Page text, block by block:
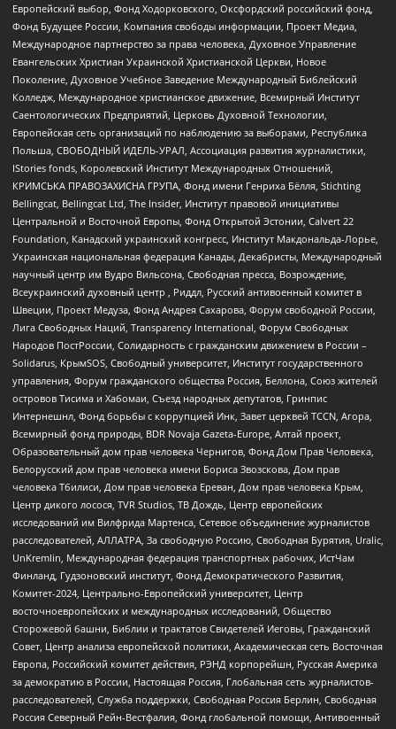
Европейский выбор, Фонд Ходорковского, Оксфордский российский фонд,
Фонд Будущее России, Компания свободы информации, Проект Медиа,
Международное партнерство за права человека, Духовное Управление
Евангельских Христиан Украинской Христианской Церкви, Новое
Поколение, Духовное Учебное Заведение Международный Библейский
Колледж, Международное христианское движение, Всемирный Институт
Саентологических Предприятий, Церковь Духовной Технологии,
Европейская сеть организаций по наблюдению за выборами, Республика
Польша, СВОБОДНЫЙ ИДЕЛЬ-УРАЛ, Ассоциация развития журналистики,
IStories fonds, Королевский Институт Международных Отношений,
КРИМСЬКА ПРАВОЗАХИСНА ГРУПА, Фонд имени Генриха Бёлля, Stichting
Bellingcat, Bellingcat Ltd, The Insider, Институт правовой инициативы
Центральной и Восточной Европы, Фонд Открытой Эстонии, Calvert 22
Foundation, Канадский украинский конгресс, Институт Макдональда-Лорье,
Украинская национальная федерация Канады, Декабристы, Международный
научный центр им Вудро Вильсона, Свободная пресса, Возрождение,
Всеукраинский духовный центр , Риддл, Русский антивоенный комитет в
Швеции, Проект Медуза, Фонд Андрея Сахарова, Форум свободной России,
Лига Свободных Наций, Transparеncy International, Форум Свободных
Народов ПостРоссии, Солидарность с гражданским движением в России –
Solidarus, КрымSOS, Свободный университет, Институт государственного
управления, Форум гражданского общества Россия, Беллона, Союз жителей
островов Тисима и Хабомаи, Съезд народных депутатов, Гринпис
Интернешнл, Фонд борьбы с коррупцией Инк, Завет церквей TCCN, Агора,
Всемирный фонд природы, BDR Novaja Gazeta-Europe, Алтай проект,
Образовательный дом прав человека Чернигов, Фонд Дом Прав Человека,
Белорусский дом прав человека имени Бориса Звозскова, Дом прав
человека Тбилиси, Дом прав человека Ереван, Дом прав человека Крым,
Центр дикого лосося, TVR Studios, ТВ Дождь, Центр европейских
исследований им Вилфрида Мартенса, Сетевое объединение журналистов
расследователей, АЛЛАТРА, За свободную Россию, Свободная Бурятия, Uralic,
UnKremlin, Международная федерация транспортных рабочих, ИстЧам
Финланд, Гудзоновский институт, Фонд Демократического Развития,
Комитет-2024, Центрально-Европейский университет, Центр
восточноевропейских и международных исследований, Общество
Сторожевой башни, Библии и трактатов Свидетелей Иеговы, Гражданский
Совет, Центр анализа европейской политики, Академическая сеть Восточная
Европа, Российский комитет действия, РЭНД корпорейшн, Русская Америка
за демократию в России, Настоящая Россия, Глобальная сеть журналистов-
расследователей, Служба поддержки, Свободная Россия Берлин, Свободная
Россия Северный Рейн-Вестфалия, Фонд глобальной помощи, Антивоенный